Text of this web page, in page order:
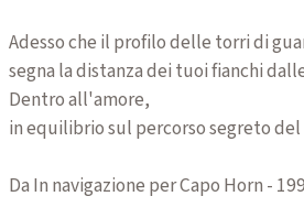
Adesso che il profilo delle torri di
segna la distanza dei tuoi fianchi
Dentro all'amore,
in equilibrio sul percorso segreto del
Da In navigazione per Capo Horn -